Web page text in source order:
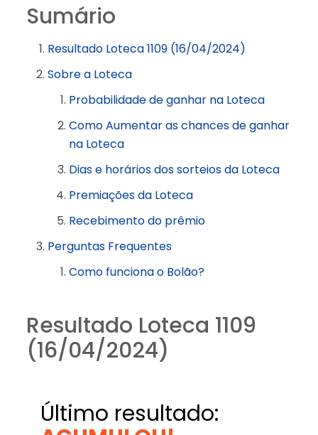
Sumário
Resultado Loteca 1109 (16/04/2024)
Sobre a Loteca
Probabilidade de ganhar na Loteca
Como Aumentar as chances de ganhar
na Loteca
Dias e horários dos sorteios da Loteca
Premiações da Loteca
Recebimento do prêmio
Perguntas Frequentes
Como funciona o Bolão?
Resultado Loteca 1109
(16/04/2024)
Último resultado: